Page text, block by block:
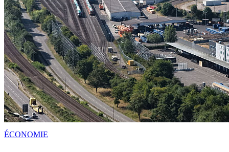
ÉCONOMIE